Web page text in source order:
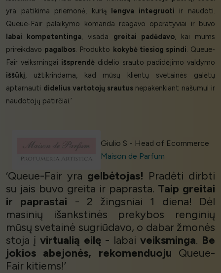
yra patikima priemonė, kurią lengva integruoti ir naudoti.
Queue-Fair palaikymo komanda reagavo operatyviai ir buvo
labai kompetentinga, visada greitai padėdavo, kai mums
prireikdavo pagalbos. Produkto kokybė tiesiog spindi. Queue-
Fair veiksmingai išsprendė didelio srauto padidėjimo valdymo
iššūkį, užtikrindama, kad mūsų klientų svetainės galėtų
aptarnauti didelius vartotojų srautusnepakenkiant našumui ir
naudotojų patirčiai.’
Giulio S - Head of Ecommerce
Maison de Parfum
‘Queue-Fair yra gelbėtojas! Pradėti dirbti
su jais buvo greita ir paprasta. Taip greitai
ir paprastai - 2 žingsniai 1 diena! Dėl
masinių išankstinės prekybos renginių
mūsų svetainė sugriūdavo, o dabar žmonės
stoja į virtualią eilę - labai veiksminga. Be
jokios abejonės,
rekomenduoju Queue-
Fair kitiems!’